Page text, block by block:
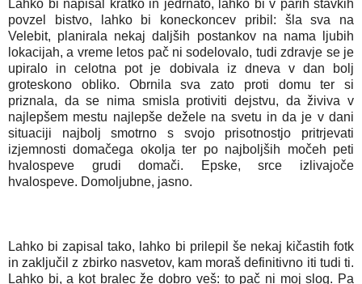
Lahko bi napisal kratko in jedrnato, lahko bi v parih stavkih
povzel bistvo, lahko bi koneckoncev pribil: šla sva na
Velebit, planirala nekaj daljših postankov na nama ljubih
lokacijah, a vreme letos pač ni sodelovalo, tudi zdravje se je
upiralo in celotna pot je dobivala iz dneva v dan bolj
groteskono obliko. Obrnila sva zato proti domu ter si
priznala, da se nima smisla protiviti dejstvu, da živiva v
najlepšem mestu najlepše dežele na svetu in da je v dani
situaciji najbolj smotrno s svojo prisotnostjo pritrjevati
izjemnosti domačega okolja ter po najboljših močeh peti
hvalospeve grudi domači. Epske, srce izlivajoče
hvalospeve. Domoljubne, jasno.
Lahko bi zapisal tako, lahko bi prilepil še nekaj kičastih fotk
in zaključil z zbirko nasvetov, kam moraš definitivno iti tudi ti.
Lahko bi, a kot bralec že dobro veš: to pač ni moj slog. Pa